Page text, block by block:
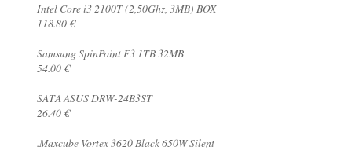
Intel Core i3 2100T (2,50Ghz, 3MB) BOX
118.80 €
Samsung SpinPoint F3 1TB 32MB
54.00 €
SATA ASUS DRW-24B3ST
26.40 €
.Maxcube Vortex 3620 Black 650W Silent